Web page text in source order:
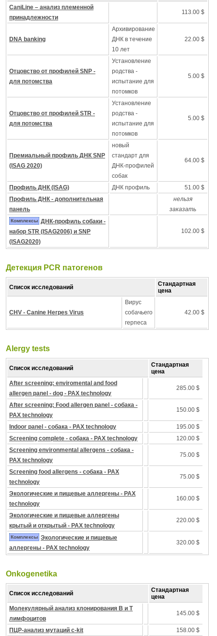
CaniLine – анализ племенной
принадлежности
113.00 $
DNA banking
Архивирование
ДНК в течение
10 лет
22.00 $
Отцовство от профилей SNP -
для потомства
Установление
родства -
испытание для
потомков
5.00 $
Отцовство от профилей STR -
для потомства
Установление
родства -
испытание для
потомков
5.00 $
Премиальный профиль ДНК SNP
(ISAG 2020)
новый
стандарт для
ДНК-профилей
собак
64.00 $
Профиль ДНК (ISAG) ДНК профиль
51.00 $
Профиль ДНК - дополнительная
панель
нельзя
заказать
Комплексы ДНК-профиль собаки -
набор STR (ISAG2006) и SNP
(ISAG2020)
102.00 $
Детекция PCR патогенов
Список исследований
Стандартная
цена
CHV - Canine Herpes Virus
Вирус
собачьего
герпеса
42.00 $
Alergy tests
Список исследований
Стандартная
цена
After screening: enviromental and food
allergen panel - dog - PAX technology
285.00 $
After screening: Food allergen panel - собака -
PAX technology
150.00 $
Indoor panel - собака - PAX technology
195.00 $
Screening complete - собака - PAX technology
120.00 $
Screening environmental allergens - собака -
PAX technology
75.00 $
Screening food allergens - собака - PAX
technology
75.00 $
Экологические и пищевые аллергены - PAX
technology
160.00 $
Экологические и пищевые аллергены
крытый и открытый - PAX technology
220.00 $
Комплексы Экологические и пищевые
аллергены - PAX technology
320.00 $
Onkogenetika
Список исследований
Стандартная
цена
Молекулярный анализ клонирования B и T
лимфоцитов
145.00 $
ПЦР-анализ мутаций c-kit 158.00 $